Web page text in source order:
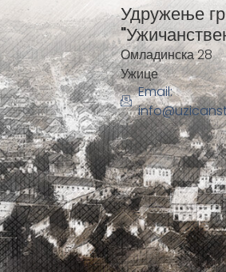
Удружење
Омладинска 28
Ужице
Email: